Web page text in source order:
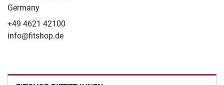
Germany
+49 4621 42100
info@fitshop.de